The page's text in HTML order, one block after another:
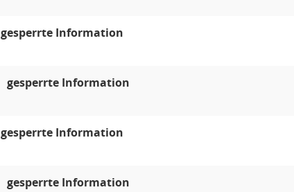
gesperrte Information
gesperrte Information
gesperrte Information
gesperrte Information